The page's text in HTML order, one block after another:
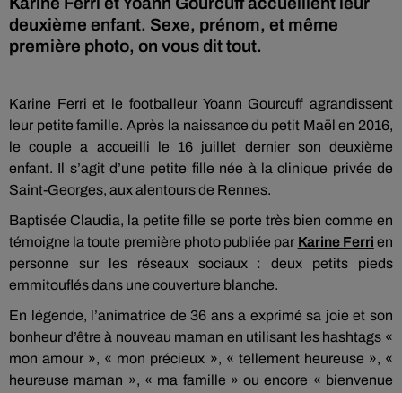
deuxième enfant. Sexe, prénom, et même
première photo, on vous dit tout.
Karine Ferri et le footballeur Yoann Gourcuff agrandissent
leur petite famille. Après la naissance du petit Maël en 2016,
le couple a accueilli le 16 juillet dernier son deuxième
enfant. Il s’agit d’une petite fille née à la clinique privée de
Saint-Georges, aux alentours de Rennes.
Baptisée Claudia, la petite fille se porte très bien comme en
témoigne la toute première photo publiée par Karine Ferri en
personne sur les réseaux sociaux :
deux petits pieds
emmitouflés dans une couverture blanche.
En légende, l’animatrice de 36 ans a exprimé sa joie et son
bonheur d’être à nouveau maman en utilisant les hashtags «
mon amour », « mon précieux », « tellement heureuse », «
heureuse maman », « ma famille » ou encore « bienvenue